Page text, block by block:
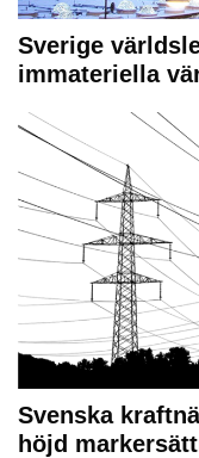
Sverige
immateriella
Svenska
höjd